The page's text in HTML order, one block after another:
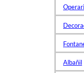
Albañil